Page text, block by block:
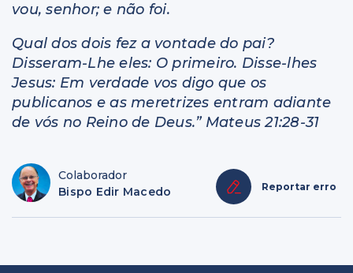
vou, senhor; e não foi.
Qual dos dois fez a vontade do pai?
Disseram-Lhe eles: O primeiro. Disse-lhes
Jesus: Em verdade vos digo que os
publicanos e as meretrizes entram adiante
de vós no Reino de Deus.” Mateus 21:28-31
Colaborador
Bispo Edir Macedo
Reportar erro